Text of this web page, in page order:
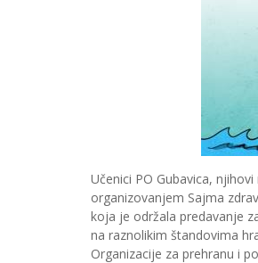
Učenici PO Gubavica,
organizovanjem Sajma
koja je održala predavanje
na raznolikim štandovima
Organizacije za prehranu i